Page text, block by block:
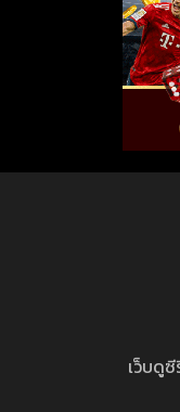
เว็บดู